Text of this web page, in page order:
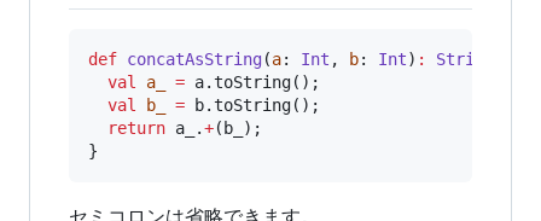
def concatAsString(a: Int , b: Int) : String
val
a_ = a.toString();
val
b_ = b.toString();
return a_.+(b_);
}
セミコロンは省略できます。